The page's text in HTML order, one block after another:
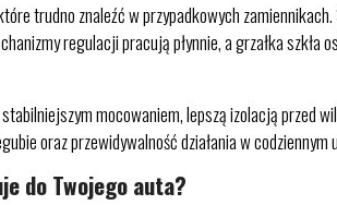
trudno znaleźć w przypadkowych
regulacji pracują płynnie, a grzałka
mocowaniem, lepszą izolacją przed
oraz przewidywalność działania w codziennym
do Twojego auta?